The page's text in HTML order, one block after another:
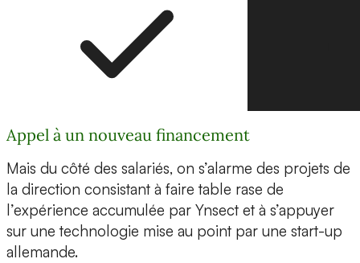
Appel à un nouveau financement
Mais du côté des salariés, on s’alarme des projets de
la direction consistant à faire table rase de
l’expérience accumulée par Ynsect et à s’appuyer
sur une technologie mise au point par une start-up
allemande.